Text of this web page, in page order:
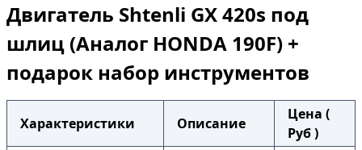
Двигатель Shtenli GX 420s под
шлиц (Аналог HONDA 190F) +
подарок набор инструментов
Характеристики Описание
Цена (
Руб )